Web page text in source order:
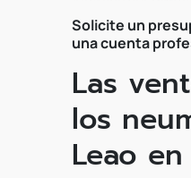
Solicite un
una cuenta
Las
los
Leao